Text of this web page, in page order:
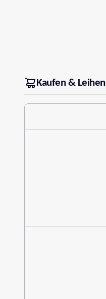
Kaufen & Leihen